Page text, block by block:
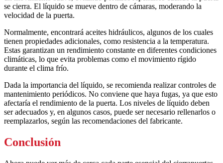
se cierra. El líquido se mueve dentro de cámaras, moderando la
velocidad de la puerta.
Normalmente, encontrará aceites hidráulicos, algunos de los cuales
tienen propiedades adicionales, como resistencia a la temperatura.
Estas garantizan un rendimiento constante en diferentes condiciones
climáticas, lo que evita problemas como el movimiento rígido
durante el clima frío.
Dada la importancia del líquido, se recomienda realizar controles de
mantenimiento periódicos. No conviene que haya fugas, ya que esto
afectaría el rendimiento de la puerta. Los niveles de líquido deben
ser adecuados y, en algunos casos, puede ser necesario rellenarlos o
reemplazarlos, según las recomendaciones del fabricante.
Conclusión